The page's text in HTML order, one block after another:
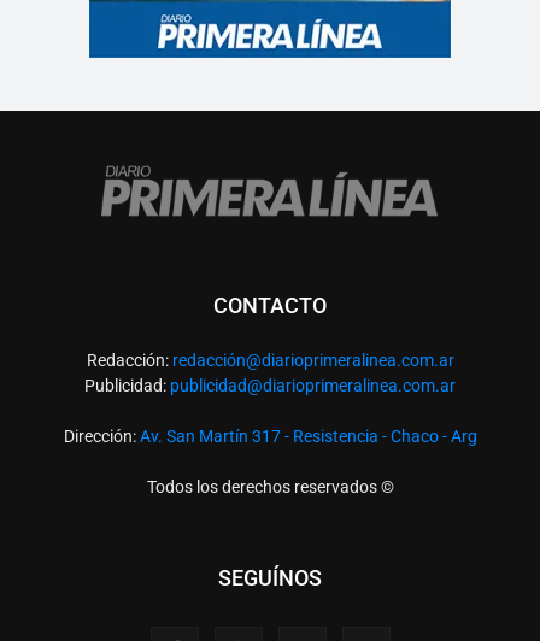
CONTACTO
Redacción: redacción@diarioprimeralinea.com.ar
Publicidad: publicidad@diarioprimeralinea.com.ar
Dirección:Av. San Martín 317 - Resistencia - Chaco - Arg
Todos los derechos reservados ©
SEGUÍNOS